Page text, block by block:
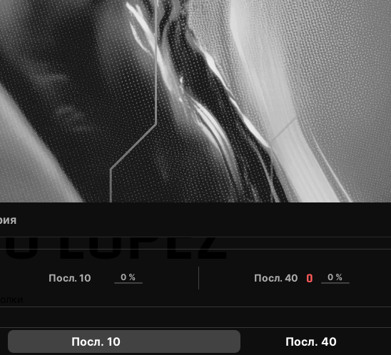
LOPEZ
Посл. 10 0 % Посл. 40 0 0 %
Посл. 10 Посл. 40